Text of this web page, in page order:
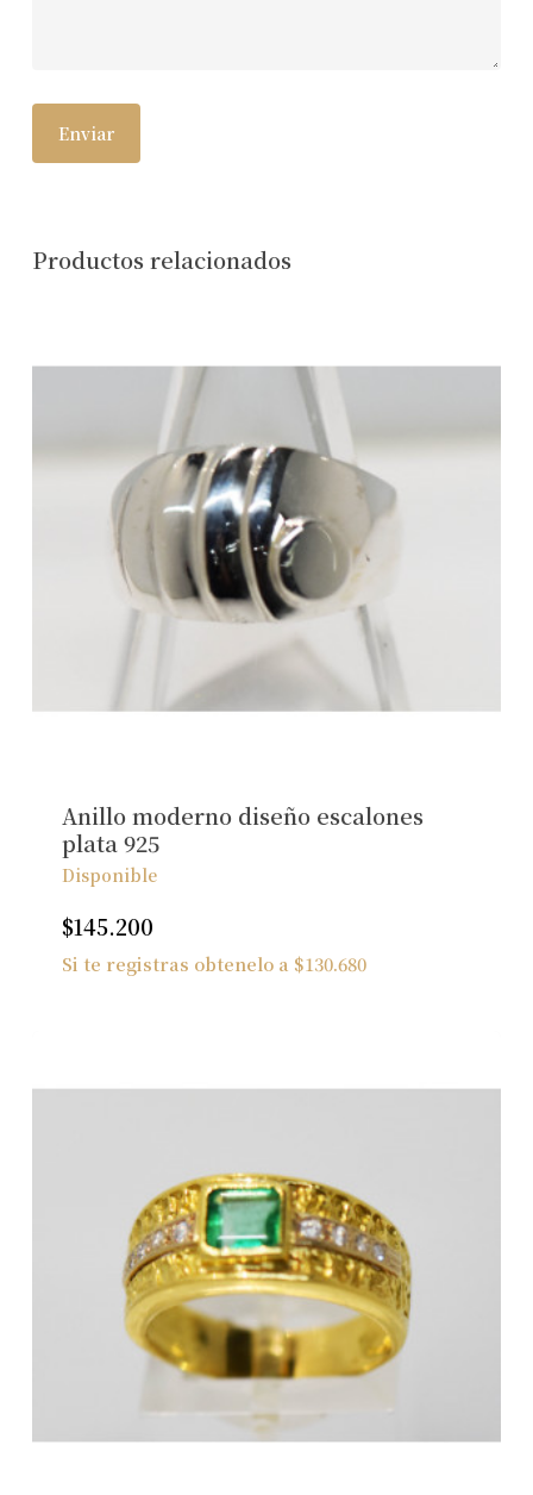
No hay productos en el carrito.
Productos relacionados
Anillo moderno diseño escalones
plata 925
Disponible
$145.200
Si te registras obtenelo a $130.680